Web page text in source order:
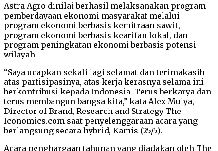
Astra Agro dinilai berhasil melaksanakan program
pemberdayaan ekonomi masyarakat melalui
program ekonomi berbasis kemitraan sawit,
program ekonomi berbasis kearifan lokal, dan
program peningkatan ekonomi berbasis potensi
wilayah.
“Saya ucapkan sekali lagi selamat dan terimakasih
atas partisipasinya, atas kerja kerasnya selama ini
berkontribusi kepada Indonesia. Terus berkarya dan
terus membangun bangsa kita,” kata Alex Mulya,
Director of Brand, Research and Strategy The
Iconomics.com saat penyelenggaraan acara yang
berlangsung secara hybrid, Kamis (25/5).
Acara penghargaan tahunan yang diadakan oleh The